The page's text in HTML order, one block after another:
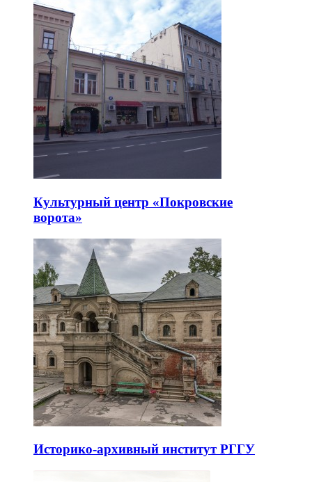
Культурный центр «Покровские
ворота»
Историко-архивный институт РГГУ